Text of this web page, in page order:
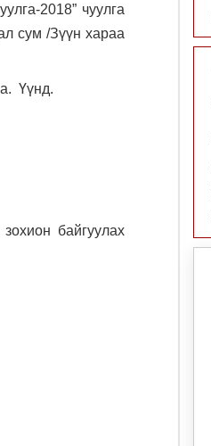
2018” чуулга
сум /Зүүн хараа
Үүнд.
байгуулах